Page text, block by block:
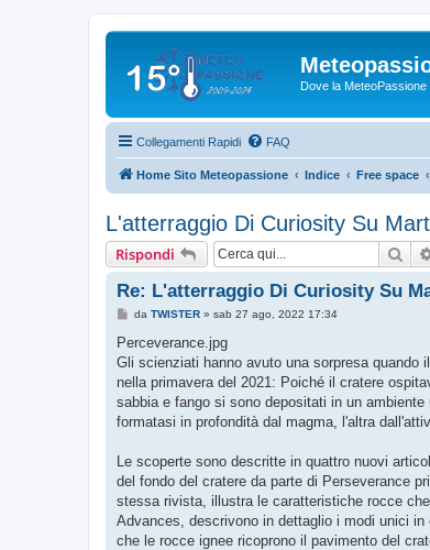
Dove la MeteoPassione
Collegamenti Rapidi FAQ
Home Sito Meteopassione Indice Free space
L'atterraggio Di Curiosity Su
Rispondi
Re: L'atterraggio Di Curiosity Su
M
s
a
g
i
o
da TWISTER» sab 27 ago, 2022 17:34
Perceverance.jpg
Gli scienziati hanno avuto una sorpresa quando
nella primavera del 2021: Poiché il cratere
sabbia e fango si sono depositati in un
formatasi in profondità dal magma, l'altra
Le scoperte sono descritte in quattro nuovi
del fondo del cratere da parte di Perseverance
stessa rivista, illustra le caratteristiche rocce
Advances, descrivono in dettaglio i modi unici
che le rocce ignee ricoprono il pavimento del